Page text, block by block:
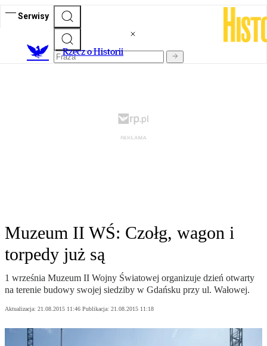
Serwisy
Rzecz o Historii
Muzeum II WŚ: Czołg, wagon i
torpedy już są
1 września Muzeum II Wojny Światowej organizuje dzień otwarty
na terenie budowy swojej siedziby w Gdańsku przy ul. Wałowej.
Aktualizacja: 21.08.2015 11:46 Publikacja: 21.08.2015 11:18